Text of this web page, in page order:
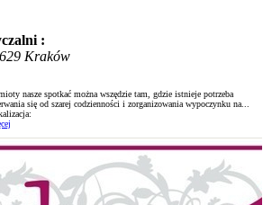
:
Kraków
nasze spotkać można wszędzie tam, gdzie istnieje potrzeba
się od szarej codzienności i zorganizowania wypoczynku na...